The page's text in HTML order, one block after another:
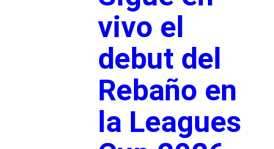
vivo el
debut del
Rebaño en
la Leagues